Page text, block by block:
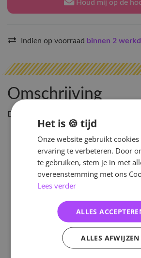
Houd mij op de
Indien op voorraad binnen 2
Omschrijving
Example album details:
Het is 🍪 tijd
Onze website gebruikt
ervaring te verbeteren. Door
te gebruiken, stem je in met
overeenstemming met ons
Lees verder
ALLES
ALLES AFWIJZEN